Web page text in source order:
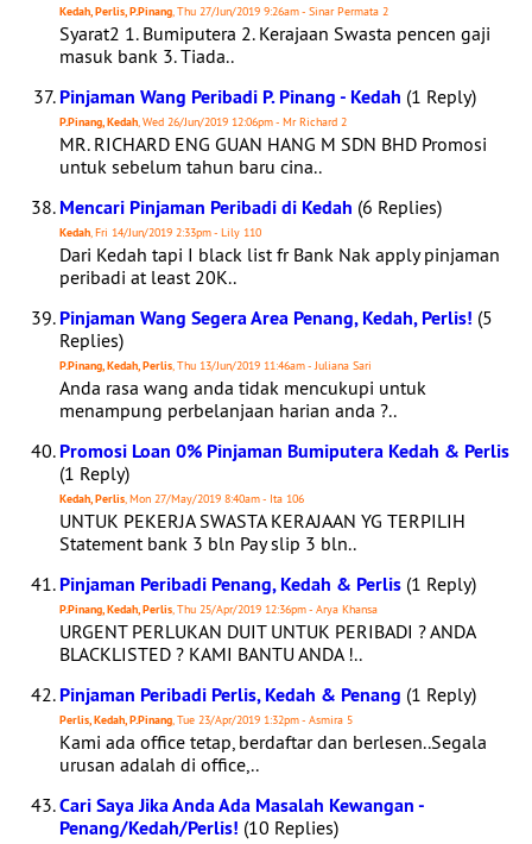
Kedah, Perlis, P.Pinang, Thu 27/Jun/2019 9:26am - Sinar Permata 2
Syarat2 1. Bumiputera 2. Kerajaan Swasta pencen gaji
masuk bank 3. Tiada..
Pinjaman Wang Peribadi P. Pinang - Kedah (1 Reply)
P.Pinang, Kedah, Wed 26/Jun/2019 12:06pm - Mr Richard 2
MR. RICHARD ENG GUAN HANG M SDN BHD Promosi
untuk sebelum tahun baru cina..
Mencari Pinjaman Peribadi di Kedah (6 Replies)
Kedah, Fri 14/Jun/2019 2:33pm - Lily 110
Dari Kedah tapi I black list fr Bank Nak apply pinjaman
peribadi at least 20K..
Pinjaman Wang Segera Area Penang, Kedah, Perlis! (5
Replies)
P.Pinang, Kedah, Perlis, Thu 13/Jun/2019 11:46am - Juliana Sari
Anda rasa wang anda tidak mencukupi untuk
menampung perbelanjaan harian anda ?..
Promosi Loan 0% Pinjaman Bumiputera Kedah & Perlis
(1 Reply)
Kedah, Perlis, Mon 27/May/2019 8:40am - Ita 106
UNTUK PEKERJA SWASTA KERAJAAN YG TERPILIH
Statement bank 3 bln Pay slip 3 bln..
Pinjaman Peribadi Penang, Kedah & Perlis (1 Reply)
P.Pinang, Kedah, Perlis, Thu 25/Apr/2019 12:36pm - Arya Khansa
URGENT PERLUKAN DUIT UNTUK PERIBADI ? ANDA
BLACKLISTED ? KAMI BANTU ANDA !..
Pinjaman Peribadi Perlis, Kedah & Penang (1 Reply)
Perlis, Kedah, P.Pinang, Tue 23/Apr/2019 1:32pm - Asmira 5
Kami ada office tetap, berdaftar dan berlesen..Segala
urusan adalah di office,..
Cari Saya Jika Anda Ada Masalah Kewangan -
Penang/Kedah/Perlis! (10 Replies)